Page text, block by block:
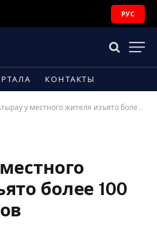
РУС
КОНТАКТЫ
у местного жителя изъято более 100 штук осетров
более 100